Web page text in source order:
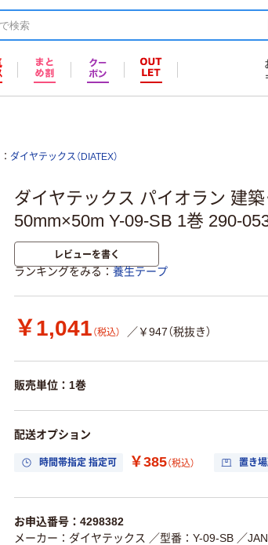
ダイヤテックス（DIATEX）
ダイヤテックス パイオラン 建築
50mm×50m Y-09-SB 1巻 290-
レビューを書く
ランキングをみる 養生テープ
￥1,041 （税込） ／￥947（税抜き）
販売単位：1巻
配送オプション
時間帯指定 指定可 ￥385（税込） 置き
お申込番号：4298382
メーカー：ダイヤテックス ／型番：Y-09-SB ／